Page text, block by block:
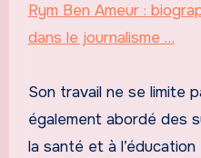
Rym Ben Ameur :
dans le journalisme …
Son travail ne se limite
également abordé des
la santé et à